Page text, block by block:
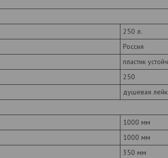
250 л.
Россия
пластик
250
душевая
1000 мм
1000 мм
350 мм